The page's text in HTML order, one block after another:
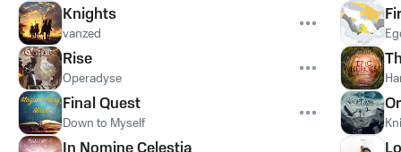
Knights
vanzed
Rise
Operadyse
Final Quest
Down to Myself